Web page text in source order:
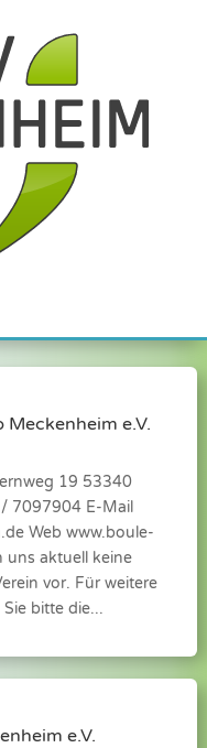
Meckenheim e.V.
19 53340
7097904 E-Mail
Web www.boule-
uns aktuell keine
vor. Für weitere
bitte die...
e.V.